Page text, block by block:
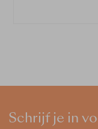
Schrijf je in